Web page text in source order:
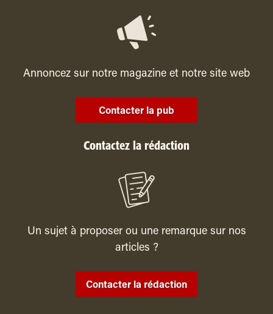
Annoncez sur notre magazine et notre site web
Contacter la pub
Contactez la rédaction
Un sujet à proposer ou une remarque sur nos
articles ?
Contacter la rédaction